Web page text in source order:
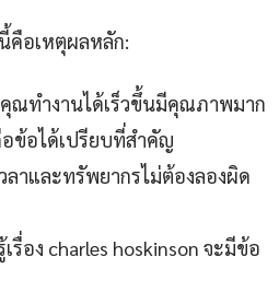
คือเหตุผลหลัก:
ณทำงานได้เร็วขึ้นมีคุณภาพมาก
ข้อได้เปรียบที่สำคัญ
ลาและทรัพยากรไม่ต้องลองผิด
อง charles hoskinson จะมีข้อ